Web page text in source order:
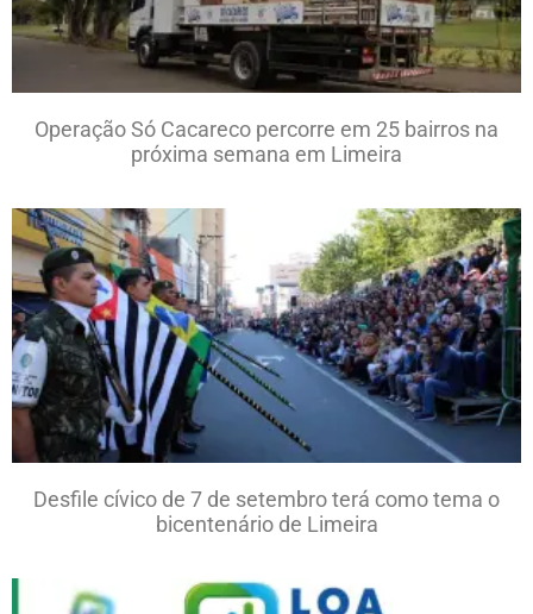
Operação Só Cacareco percorre em 25 bairros na
próxima semana em Limeira
Desfile cívico de 7 de setembro terá como tema o
bicentenário de Limeira